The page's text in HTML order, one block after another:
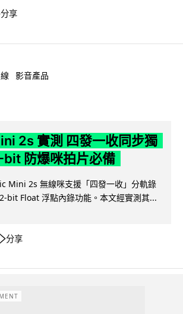
分享
影音產品
2s 實測 四發一收同步獨
防爆咪拍片必備
Mini 2s 無線咪支援「四發一收」分軌錄
bit Float 浮點內錄功能。本文經實測其...
分享